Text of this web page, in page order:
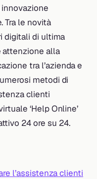
Tra le novità
digitali di ultima
attenzione alla
tra l’azienda e
metodi di
clienti
‘Help Online’
24 ore su 24.
l’assistenza clienti